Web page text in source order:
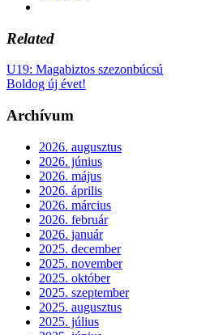
Related
U19: Magabiztos szezonbúcsú
Boldog új évet!
Archívum
2026. augusztus
2026. június
2026. május
2026. április
2026. március
2026. február
2026. január
2025. december
2025. november
2025. október
2025. szeptember
2025. augusztus
2025. július